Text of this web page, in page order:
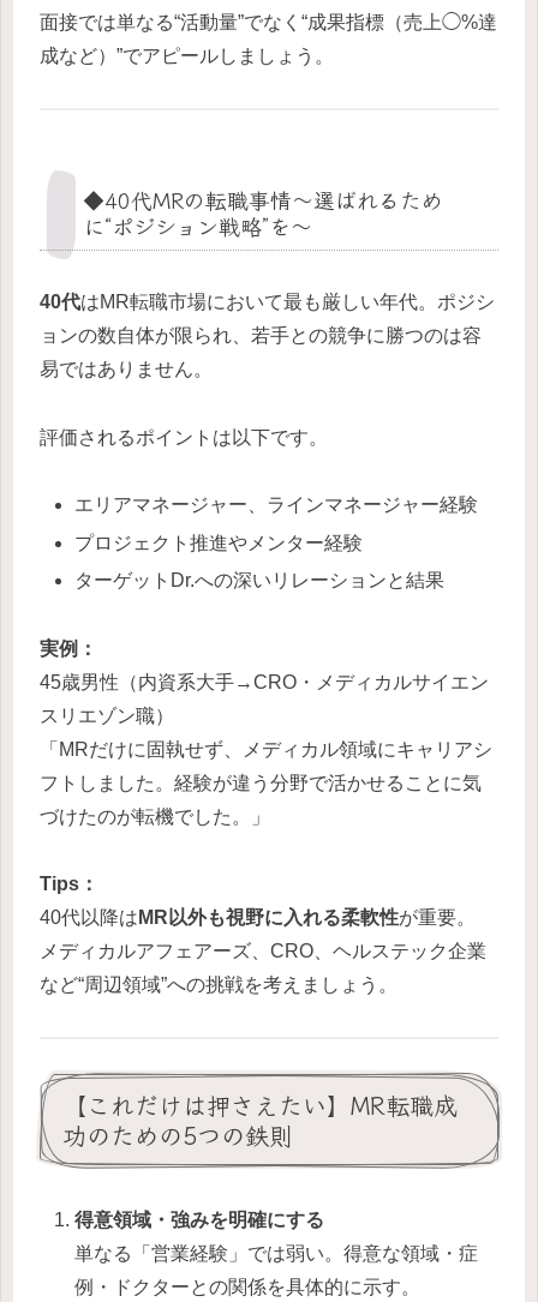
面接では単なる“活動量”でなく“成果指標（売上◯%達
成など）”でアピールしましょう。
◆40代MRの転職事情〜選ばれるため
に“ポジション戦略”を〜
40代はMR転職市場において最も厳しい年代。ポジシ
ョンの数自体が限られ、若手との競争に勝つのは容
易ではありません。
評価されるポイントは以下です。
エリアマネージャー、ラインマネージャー経験
プロジェクト推進やメンター経験
ターゲットDr.への深いリレーションと結果
実例：
45歳男性（内資系大手→CRO・メディカルサイエン
スリエゾン職）
「MRだけに固執せず、メディカル領域にキャリアシ
フトしました。経験が違う分野で活かせることに気
づけたのが転機でした。」
Tips：
40代以降は MR以外も視野に入れる柔軟性が重要。
メディカルアフェアーズ、CRO、ヘルステック企業
など“周辺領域”への挑戦を考えましょう。
【これだけは押さえたい】MR転職成
功のための5つの鉄則
得意領域・強みを明確にする
単なる「営業経験」では弱い。得意な領域・症
例・ドクターとの関係を具体的に示す。